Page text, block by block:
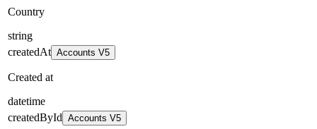
Country
string
createdAt Accounts V5
Created at
datetime
createdById Accounts V5